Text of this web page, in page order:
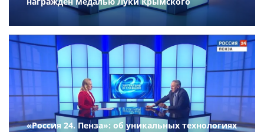
«Россия 24. Пенза»: об уникальных технологиях